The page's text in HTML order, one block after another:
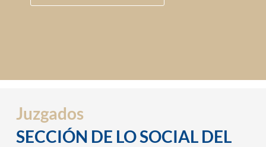
Juzgados
SECCIÓN DE LO SOCIAL DEL